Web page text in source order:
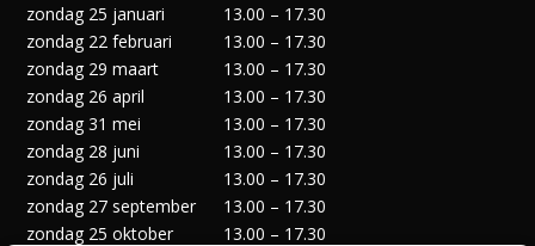
zondag 25 januari
13.00 – 17.30
zondag 22 februari
13.00 – 17.30
zondag 29 maart
13.00 – 17.30
zondag 26 april
13.00 – 17.30
zondag 31 mei
13.00 – 17.30
zondag 28 juni
13.00 – 17.30
zondag 26 juli
13.00 – 17.30
zondag 27 september
13.00 – 17.30
zondag 25 oktober
13.00 – 17.30